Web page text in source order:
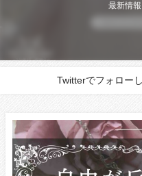
最新情
Twitterでフォロー